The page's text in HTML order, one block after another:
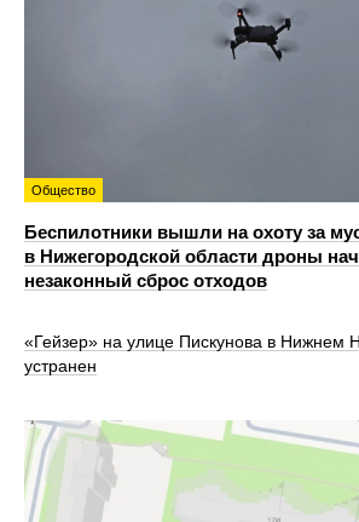
Общество
Беспилотники вышли на охоту за
в Нижегородской области дроны
незаконный сброс отходов
«Гейзер» на улице Пискунова в Нижнем
устранен